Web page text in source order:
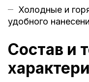
Холодные и
удобного
Состав и